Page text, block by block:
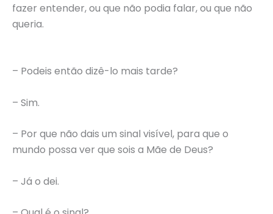
fazer entender, ou que não podia falar, ou que não
queria.
– Podeis então dizê-lo mais tarde?
– Sim.
– Por que não dais um sinal visível, para que o
mundo possa ver que sois a Mãe de Deus?
– Já o dei.